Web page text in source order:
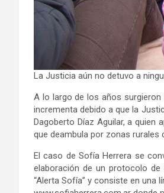
La Justicia aún no detuvo a
A lo largo de los años
incrementa debido a que la
Dagoberto Díaz Aguilar, a quien
que deambula por zonas rurales
El caso de Sofía Herrera se
elaboración de un protocolo
“Alerta Sofía” y consiste en una